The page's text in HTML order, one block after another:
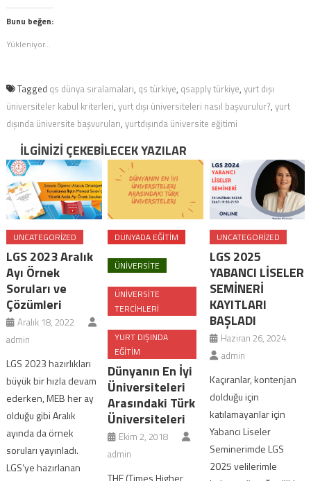
tıklayın
(Yeni
pencerede
(Yeni
pencerede
Bunu beğen:
Yükleniyor...
Tagged qs dünya sıralamaları, qs türkiye, qsapply türkiye, yurt dışı
üniversiteler kabul kriterleri, yurt dışı üniversiteleri nasıl başvurulur?, yurt
dışında üniversite başvuruları, yurtdışında üniversite eğitimi
İLGINIZI ÇEKEBILECEK YAZILAR
UNCATEGORIZED
LGS 2023 Aralık
Ayı Örnek
Soruları ve
Çözümleri
Aralık 18, 2022
admin
LGS 2023 hazırlıkları
büyük bir hızla devam
ederken, MEB her ay
olduğu gibi Aralık
ayında da örnek
soruları yayınladı.
LGS’ye hazırlanan
DÜNYADA EĞITIM
ÜNIVERSITE
ÜNIVERSITE
TERCIHLERI
YURT DIŞINDA
EĞITIM
Dünyanın En İyi
Üniversiteleri
Arasındaki Türk
Üniversiteleri
Ekim 2, 2018
admin
THE (Times Higher
UNCATEGORIZED
LGS 2025
YABANCI LİSELER
SEMİNERİ
KAYITLARI
BAŞLADI
Haziran 26, 2024
admin
Kaçıranlar, kontenjan
dolduğu için
katılamayanlar için
Yabancı Liseler
Seminerimde LGS
2025 velilerimle